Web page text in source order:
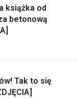
książka od
betonową
Tak to się